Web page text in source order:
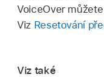
VoiceOver
Viz Resetování
Viz také